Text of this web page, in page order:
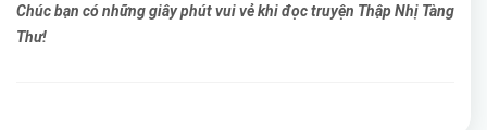
Chúc bạn có những giây phút vui vẻ khi đọc truyện Thập Nhị Tàng
Thư!